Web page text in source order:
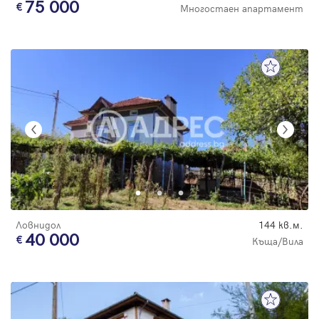
75 000 Многостаен апартамент
Ловнидол 144 кв.м.
40 000 Къща/Вила